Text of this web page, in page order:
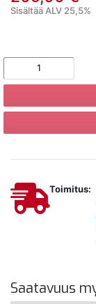
Sisältää ALV 25,5%
Toimitus:
Saatavuus